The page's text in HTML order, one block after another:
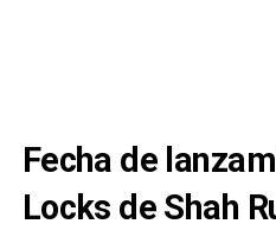
Fecha de
Locks de Shah